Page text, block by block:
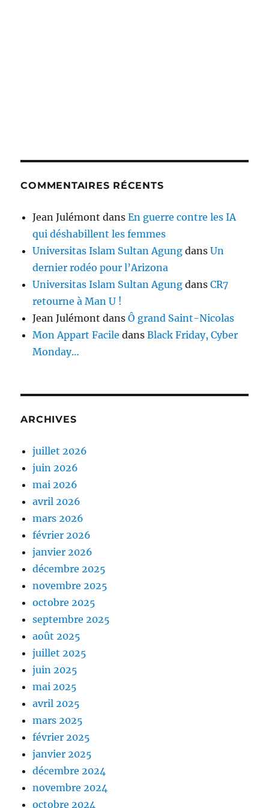
COMMENTAIRES RÉCENTS
Jean Julémont dansEn guerre contre les IA
qui déshabillent les femmes
Universitas Islam Sultan Agung dansUn
dernier rodéo pour l’Arizona
Universitas Islam Sultan Agung dansCR7
retourne à Man U !
Jean Julémont dansÔ grand Saint-Nicolas
Mon Appart Facile dansBlack Friday, Cyber
Monday…
ARCHIVES
juillet 2026
juin 2026
mai 2026
avril 2026
mars 2026
février 2026
janvier 2026
décembre 2025
novembre 2025
octobre 2025
septembre 2025
août 2025
juillet 2025
juin 2025
mai 2025
avril 2025
mars 2025
février 2025
janvier 2025
décembre 2024
novembre 2024
octobre 2024